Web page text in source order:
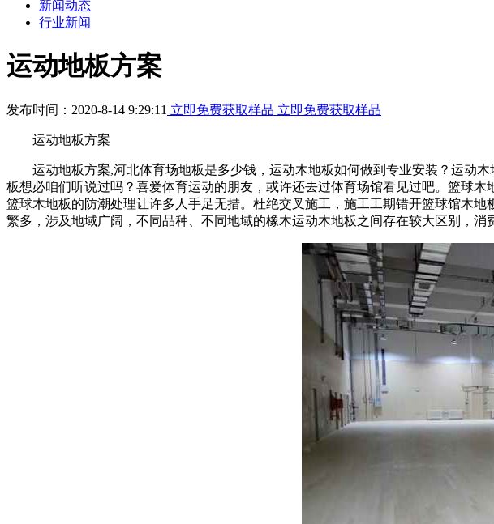
新闻动态
行业新闻
运动地板方案
发布时间：2020-8-14 9:29:11 立即免费获取样品 立即免费获取样品
运动地板方案
运动地板方案,河北体育场地板是多少钱，运动木地板如何做到专业安装？运动木
板想必咱们听说过吗？喜爱体育运动的朋友，或许还去过体育场馆看见过吧。篮球
篮球木地板的防潮处理让许多人手足无措。杜绝交叉施工，施工工期错开篮球馆木
繁多，涉及地域广阔，不同品种、不同地域的橡木运动木地板之间存在较大区别，消